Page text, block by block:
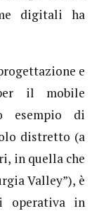
digitali ha
e
il mobile
esempio di
distretto (a
in quella che
Valley”), è
operativa in